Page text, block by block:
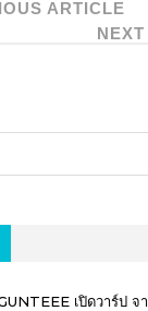
ARTICLE
เปิดวาร์ป จ